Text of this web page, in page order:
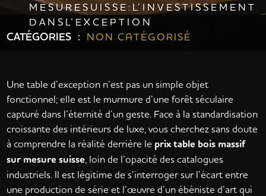
M E S U R E S U I S S E : L’ I N V E S T I S S E M E N T
D A N S L’ E X C E P T I O N
CATÉGORIES : NON CATÉGORISÉ
Une table d’exception n’est pas un simple objet
fonctionnel; elle est le murmure d’une forêt séculaire
capturé dans l’éternité d’un geste. Face à la standardisation
croissante des intérieurs de luxe, vous cherchez sans doute
à comprendre la réalité derrière le prix table bois massif
sur mesure suisse , loin de l’opacité des catalogues
industriels. Il est légitime de s’interroger sur l’écart entre
une production de série et l’œuvre d’un ébéniste d’art qui